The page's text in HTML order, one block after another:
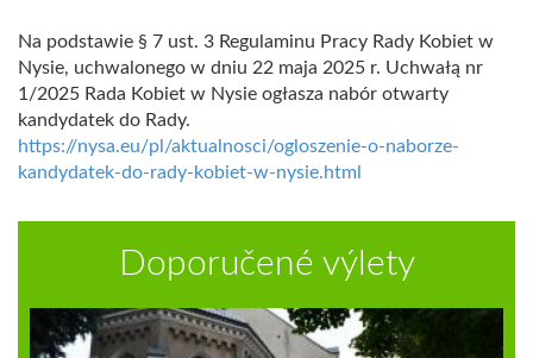
Na podstawie § 7 ust. 3 Regulaminu Pracy Rady Kobiet w
Nysie, uchwalonego w dniu 22 maja 2025 r. Uchwałą nr
1/2025 Rada Kobiet w Nysie ogłasza nabór otwarty
kandydatek do Rady.
https://nysa.eu/pl/aktualnosci/ogloszenie-o-naborze-
kandydatek-do-rady-kobiet-w-nysie.html
Doporučené výlety